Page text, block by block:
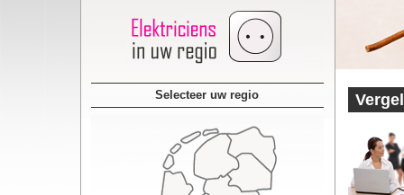
Selecteer uw regio